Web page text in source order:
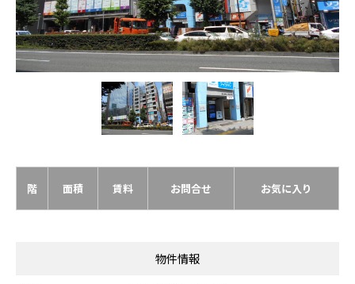
階 面積 賃料 お問合せ お気に入り
物件情報